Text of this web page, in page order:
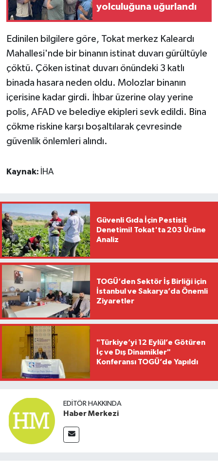
yolculuğuna uğurlandı
Edinilen bilgilere göre, Tokat merkez Kaleardı
Mahallesi'nde bir binanın istinat duvarı gürültüyle
çöktü. Çöken istinat duvarı önündeki 3 katlı
binada hasara neden oldu. Molozlar binanın
içerisine kadar girdi. İhbar üzerine olay yerine
polis, AFAD ve belediye ekipleri sevk edildi. Bina
çökme riskine karşı boşaltılarak çevresinde
güvenlik önlemleri alındı.
Kaynak: İHA
Güvenli Gıda İçin Pestisit
Denetimi! Tokat'ta 203 Ürüne
Analiz
TOGÜ’den Sektör İş Birliği için
İstanbul ve Sakarya’da Önemli
Ziyaretler
"Türkiye’yi 12 Eylül’e Götüren
İç ve Dış Dinamikler"
Konferansı TOGÜ’de Yapıldı
EDITÖR HAKKINDA
Haber Merkezi